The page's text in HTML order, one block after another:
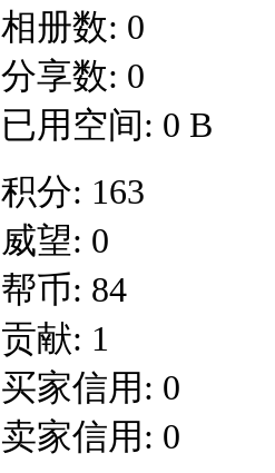
相册数: 0
分享数: 0
已用空间: 0 B
积分: 163
威望: 0
帮币: 84
贡献: 1
买家信用: 0
卖家信用: 0